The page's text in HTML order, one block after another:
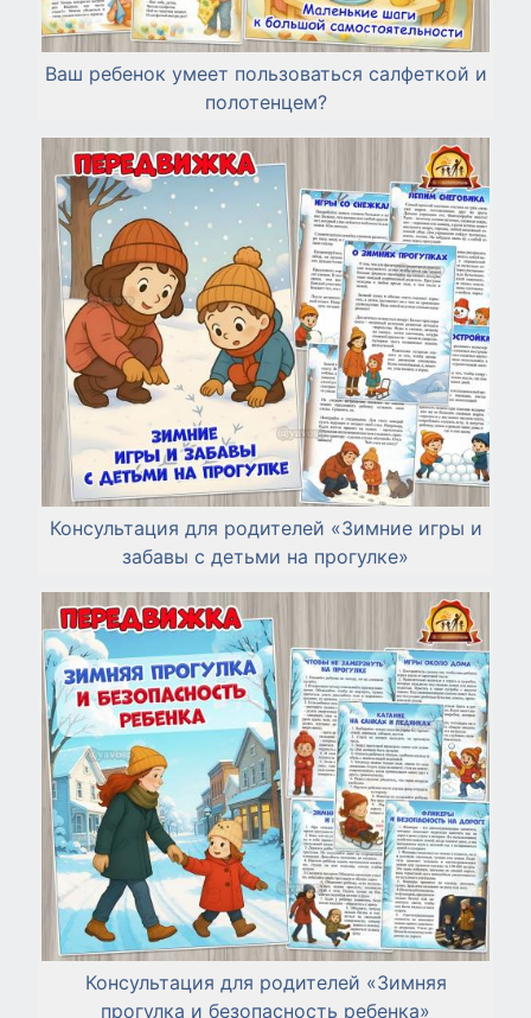
Ваш ребенок умеет пользоваться салфеткой и
полотенцем?
Консультация для родителей «Зимние игры и
забавы с детьми на прогулке»
Консультация для родителей «Зимняя
прогулка и безопасность ребенка»